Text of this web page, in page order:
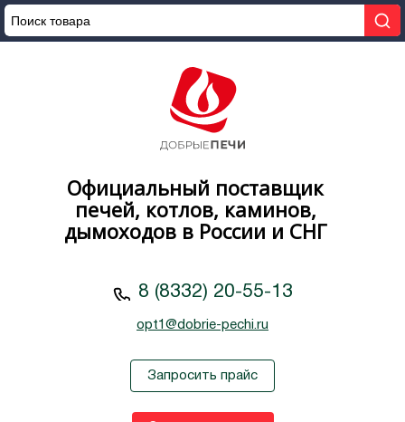
Официальный поставщик
печей, котлов, каминов,
дымоходов в России и СНГ
8 (8332) 20-55-13
opt1@dobrie-pechi.ru
Запросить прайс